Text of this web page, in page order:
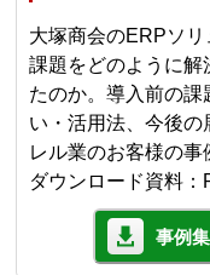
大塚商会のERPソ
課題をどのように解
たのか。導入前の
い・活用法、今後
レル業のお客様の事
ダウンロード資料：
事例